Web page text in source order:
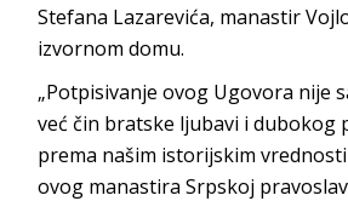
Stefana Lazarevića, manastir
izvornom domu.
„Potpisivanje ovog Ugovora nije
već čin bratske ljubavi i dubokog
prema našim istorijskim
ovog manastira Srpskoj